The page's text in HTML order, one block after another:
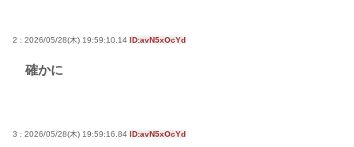
2 : 2026/05/28(木) 19:59:10.14 ID:avN5xOcYd
確かに
3 : 2026/05/28(木) 19:59:16.84 ID:avN5xOcYd